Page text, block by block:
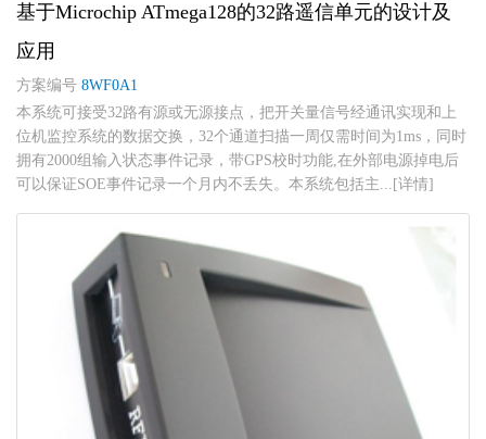
基于Microchip ATmega128的32路遥信单元的设计及
应用
方案编号 8WF0A1
本系统可接受32路有源或无源接点，把开关量信号经通讯实现和上
位机监控系统的数据交换，32个通道扫描一周仅需时间为1ms，同时
拥有2000组输入状态事件记录，带GPS校时功能,在外部电源掉电后
可以保证SOE事件记录一个月内不丢失。本系统包括主...[详情]